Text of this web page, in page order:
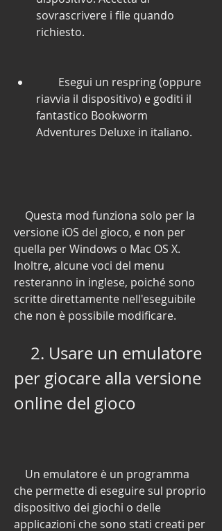
sovrascrivere i file quando
richiesto.
riavvia il dispositivo) e goditi il
fantastico Bookworm
Adventures Deluxe in italiano.
versione iOS del gioco, e non per
quella per Windows o Mac OS X.
Inoltre, alcune voci del menu
resteranno in inglese, poiché sono
scritte direttamente nell'eseguibile
che non è possibile modificare.
per giocare alla versione
online del gioco
che permette di eseguire sul proprio
dispositivo dei giochi o delle
applicazioni che sono stati creati per